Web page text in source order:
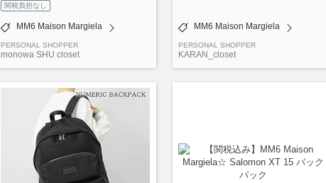
関税負担なし
MM6 Maison Margiela
PERSONAL SHOPPER
monowa SHU closet
MM6 Maison Margiela
PERSONAL SHOPPER
KARAN_closet